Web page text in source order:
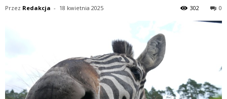
Przez Redakcja - 18 kwietnia 2025 0
302